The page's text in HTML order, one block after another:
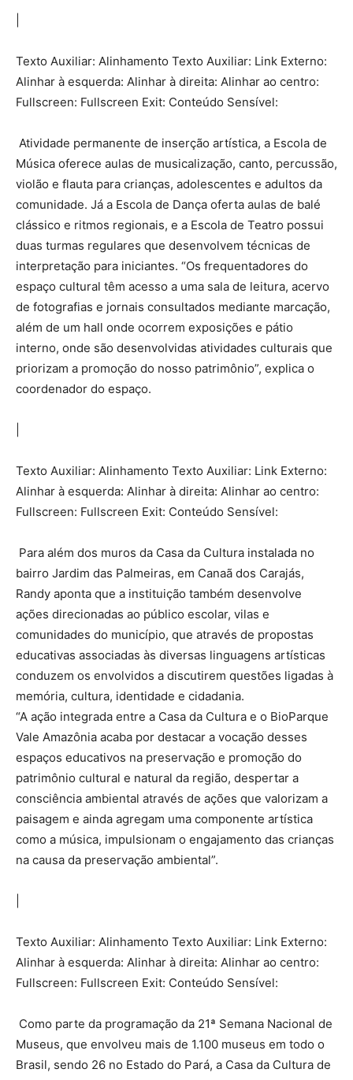
Texto Auxiliar: Alinhamento Texto Auxiliar: Link Externo:
Alinhar à esquerda: Alinhar à direita: Alinhar ao centro:
Fullscreen: Fullscreen Exit: Conteúdo Sensível:
Atividade permanente de inserção artística, a Escola de
Música oferece aulas de musicalização, canto, percussão,
violão e flauta para crianças, adolescentes e adultos da
comunidade. Já a Escola de Dança oferta aulas de balé
clássico e ritmos regionais, e a Escola de Teatro possui
duas turmas regulares que desenvolvem técnicas de
interpretação para iniciantes. “Os frequentadores do
espaço cultural têm acesso a uma sala de leitura, acervo
de fotografias e jornais consultados mediante marcação,
além de um hall onde ocorrem exposições e pátio
interno, onde são desenvolvidas atividades culturais que
priorizam a promoção do nosso patrimônio”, explica o
coordenador do espaço.
Texto Auxiliar: Alinhamento Texto Auxiliar: Link Externo:
Alinhar à esquerda: Alinhar à direita: Alinhar ao centro:
Fullscreen: Fullscreen Exit: Conteúdo Sensível:
Para além dos muros da Casa da Cultura instalada no
bairro Jardim das Palmeiras, em Canaã dos Carajás,
Randy aponta que a instituição também desenvolve
ações direcionadas ao público escolar, vilas e
comunidades do município, que através de propostas
educativas associadas às diversas linguagens artísticas
conduzem os envolvidos a discutirem questões ligadas à
memória, cultura, identidade e cidadania.
“A ação integrada entre a Casa da Cultura e o BioParque
Vale Amazônia acaba por destacar a vocação desses
espaços educativos na preservação e promoção do
patrimônio cultural e natural da região, despertar a
consciência ambiental através de ações que valorizam a
paisagem e ainda agregam uma componente artística
como a música, impulsionam o engajamento das crianças
na causa da preservação ambiental”.
Texto Auxiliar: Alinhamento Texto Auxiliar: Link Externo:
Alinhar à esquerda: Alinhar à direita: Alinhar ao centro:
Fullscreen: Fullscreen Exit: Conteúdo Sensível:
Como parte da programação da 21ª Semana Nacional de
Museus, que envolveu mais de 1.100 museus em todo o
Brasil, sendo 26 no Estado do Pará, a Casa da Cultura de